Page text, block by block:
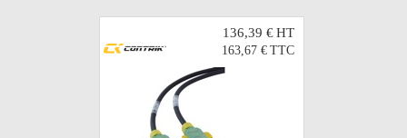
136,39 €HT
163,67 € TTC